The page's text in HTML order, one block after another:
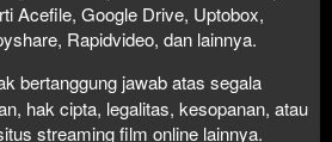
Acefile, Google Drive, Uptobox,
Rapidvideo, dan lainnya.
bertanggung jawab atas segala
hak cipta, legalitas, kesopanan, atau
streaming film online lainnya.